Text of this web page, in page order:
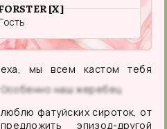
[X]
мы всем кастом тебя
Особенно наш жеребец
фатуйских сироток, от
эпизод-другой